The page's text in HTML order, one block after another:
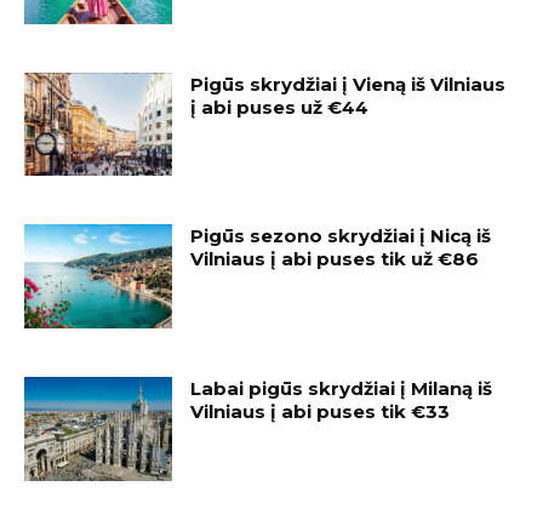
Pigūs skrydžiai į Vieną iš Vilniaus
į abi puses už €44
Pigūs sezono skrydžiai į Nicą iš
Vilniaus į abi puses tik už €86
Labai pigūs skrydžiai į Milaną iš
Vilniaus į abi puses tik €33